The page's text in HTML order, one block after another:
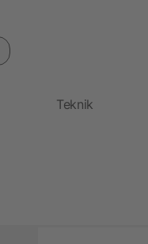
Teknik